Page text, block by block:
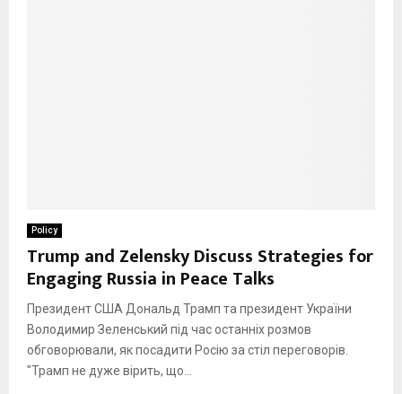
Policy
Trump and Zelensky Discuss Strategies for
Engaging Russia in Peace Talks
Президент США Дональд Трамп та президент України
Володимир Зеленський під час останніх розмов
обговорювали, як посадити Росію за стіл переговорів.
"Трамп не дуже вірить, що...